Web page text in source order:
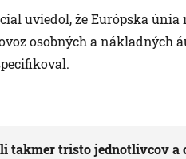
uviedol, že Európska únia
osobných a nákladných
takmer tristo jednotlivcov a